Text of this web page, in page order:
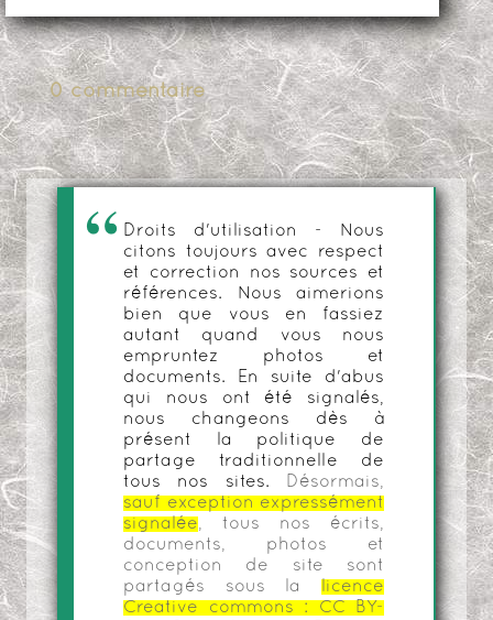
0 commentaire
Droits d'utilisation - Nous
citons toujours avec respect
et correction nos sources et
références. Nous aimerions
bien que vous en fassiez
autant quand vous nous
empruntez photos et
documents. En suite d'abus
qui nous ont été signalés,
nous changeons dès à
présent la politique de
partage traditionnelle de
tous nos sites.
Désormais,
sauf exception expressément
signalée, tous nos écrits,
documents, photos et
conception de site sont
partagés sous la
licence
Creative commons :
CC BY-